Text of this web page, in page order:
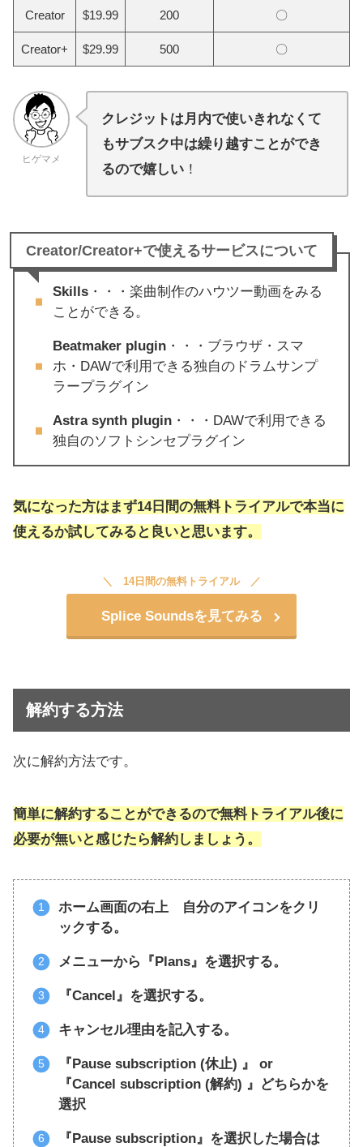
Creator $19.99 200 〇
Creator+ $29.99 500 〇
ヒゲマメ
クレジットは月内で使いきれなくて
もサブスク中は繰り越すことができ
るので嬉しい ！
Creator/Creator+で使えるサービスについて
Skills・・・楽曲制作のハウツー動画をみる
ことができる。
Beatmaker plugin・・・ブラウザ・スマ
ホ・DAWで利用できる独自のドラムサンプ
ラープラグイン
Astra synth plugin・・・DAWで利用できる
独自のソフトシンセプラグイン
気になった方はまず14日間の無料トライアルで本当に
使えるか試してみると良いと思います。
14日間の無料トライアル
Splice Soundsを見てみる
解約する方法
次に解約方法です。
簡単に解約することができるので無料トライアル後に
必要が無いと感じたら解約しましょう。
ホーム画面の右上 自分のアイコンをクリ
ックする。
メニューから『Plans』を選択する。
『Cancel』を選択する。
キャンセル理由を記入する。
『Pause subscription (休止) 』 or
『Cancel subscription (解約) 』どちらかを
選択
『Pause subscription』を選択した場合は